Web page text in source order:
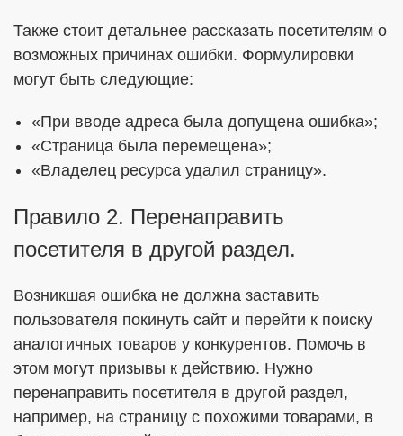
Также стоит детальнее рассказать посетителям о
возможных причинах ошибки. Формулировки
могут быть следующие:
«При вводе адреса была допущена ошибка»;
«Страница была перемещена»;
«Владелец ресурса удалил страницу».
Правило 2. Перенаправить
посетителя в другой раздел.
Возникшая ошибка не должна заставить
пользователя покинуть сайт и перейти к поиску
аналогичных товаров у конкурентов. Помочь в
этом могут призывы к действию. Нужно
перенаправить посетителя в другой раздел,
например, на страницу с похожими товарами, в